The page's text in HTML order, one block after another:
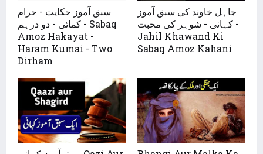
سبق آموز حکایت - حرام
کمائی - دو درہم - Sabaq
Amoz Hakayat -
Haram Kumai - Two
Dirham
جاہل خاوند کی سبق آموز
کہانی - شوہر کی محبت -
Jahil Khawand Ki
Sabaq Amoz Kahani